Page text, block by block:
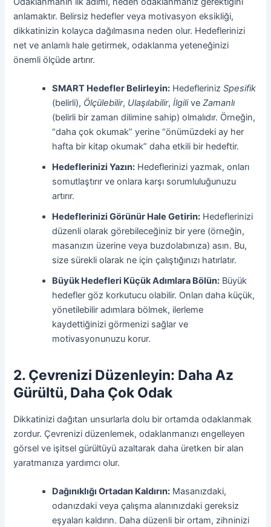
anlamaktır. Belirsiz hedefler veya motivasyon eksikliği,
dikkatinizin kolayca dağılmasına neden olur. Hedeflerinizi
net ve anlamlı hale getirmek, odaklanma yeteneğinizi
önemli ölçüde artırır.
SMART Hedefler Belirleyin: HedeflerinizSpesifik
(belirli), Ölçülebilir, Ulaşılabilir,İlgiliveZamanlı
(belirli bir zaman dilimine sahip) olmalıdır. Örneğin,
“daha çok okumak” yerine “önümüzdeki ay her
hafta bir kitap okumak” daha etkili bir hedeftir.
Hedeflerinizi Yazın: Hedeflerinizi yazmak, onları
somutlaştırır ve onlara karşı sorumluluğunuzu
artırır.
Hedeflerinizi Görünür Hale Getirin: Hedeflerinizi
düzenli olarak görebileceğiniz bir yere (örneğin,
masanızın üzerine veya buzdolabınıza) asın. Bu,
size sürekli olarak ne için çalıştığınızı hatırlatır.
Büyük Hedefleri Küçük Adımlara Bölün: Büyük
hedefler göz korkutucu olabilir. Onları daha küçük,
yönetilebilir adımlara bölmek, ilerleme
kaydettiğinizi görmenizi sağlar ve
motivasyonunuzu korur.
2. Çevrenizi Düzenleyin: Daha Az
Gürültü, Daha Çok Odak
Dikkatinizi dağıtan unsurlarla dolu bir ortamda odaklanmak
zordur. Çevrenizi düzenlemek, odaklanmanızı engelleyen
görsel ve işitsel gürültüyü azaltarak daha üretken bir alan
yaratmanıza yardımcı olur.
Dağınıklığı Ortadan Kaldırın: Masanızdaki,
odanızdaki veya çalışma alanınızdaki gereksiz
eşyaları kaldırın. Daha düzenli bir ortam, zihninizi